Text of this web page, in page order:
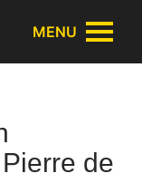
MENU
de